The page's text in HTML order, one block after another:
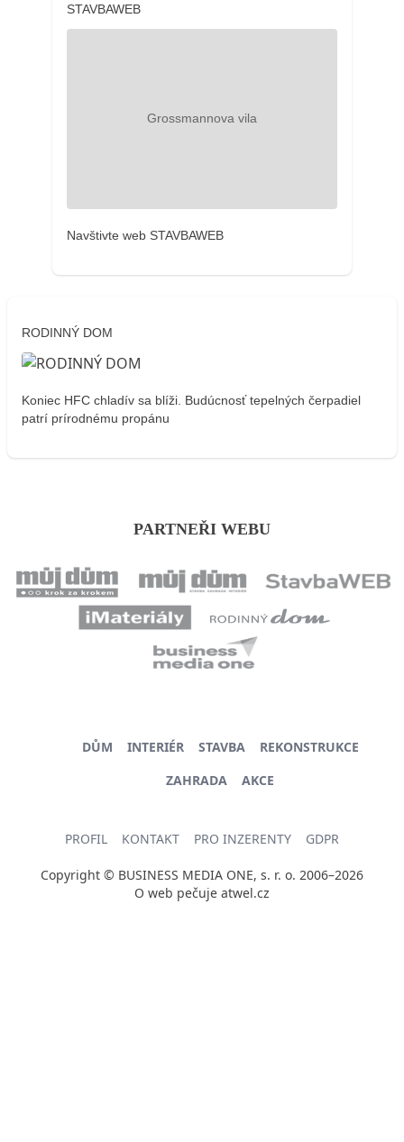
STAVBAWEB
Navštivte web STAVBAWEB
RODINNÝ DOM
Koniec HFC chladív sa blíži. Budúcnosť tepelných čerpadiel
patrí prírodnému propánu
PARTNEŘI WEBU
DŮM INTERIÉR STAVBA
REKONSTRUKCE
ZAHRADA
AKCE
PROFIL KONTAKT PRO INZERENTY GDPR
Copyright © BUSINESS MEDIA ONE, s. r. o. 2006–2026